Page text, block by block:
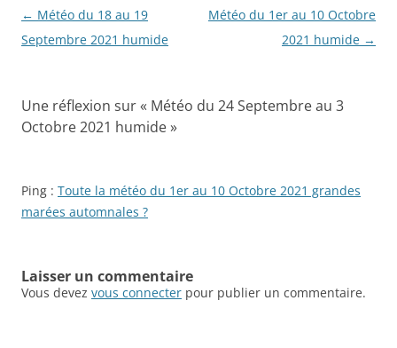
Navigation
des
← Météo du 18 au 19
Septembre 2021 humide
Météo du 1er au 10 Octobre
2021 humide →
Une réflexion sur « Météo du 24 Septembre au 3
Octobre 2021 humide»
Ping : Toute la météo du 1er au 10 Octobre 2021 grandes
marées automnales ?
Laisser un commentaire
Vous devez vous connecter pour publier un commentaire.